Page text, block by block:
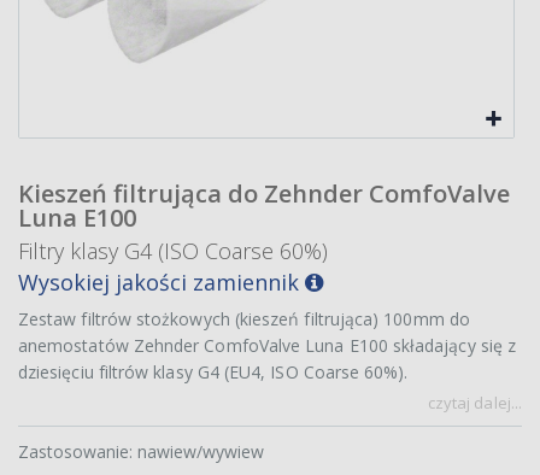
Kieszeń filtrująca do Zehnder ComfoValve
Luna E100
Filtry klasy G4 (ISO Coarse 60%)
Wysokiej jakości zamiennik
Zestaw filtrów stożkowych (kieszeń filtrująca) 100mm do
anemostatów Zehnder ComfoValve Luna E100 składający się z
dziesięciu filtrów klasy G4 (EU4, ISO Coarse 60%).
czytaj dalej...
Zastosowanie: nawiew/wywiew